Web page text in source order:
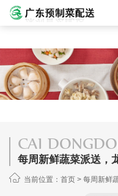
CAI
每周新鲜蔬菜派送，
当前位置： 首页 > 每周新鲜